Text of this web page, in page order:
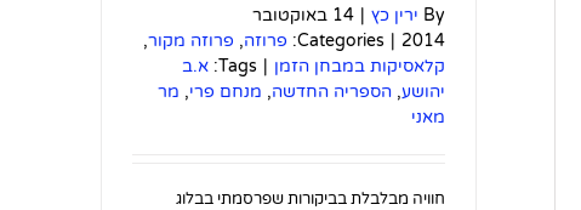
By ירין כץ |
14 באוקטובר
2014
|
Categories: פרוזה, פרוזה מקור,
קלאסיקות במבחן הזמן |
Tags: א.ב
יהושע,הספריה החדשה, מנחם פרי, מר
מאני
חוויה מבלבלת בביקורות שפרסמתי בבלוג